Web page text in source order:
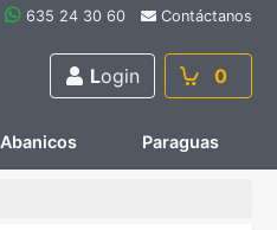
635 24 30 60 Contáctanos
Login 0
Abanicos Paraguas